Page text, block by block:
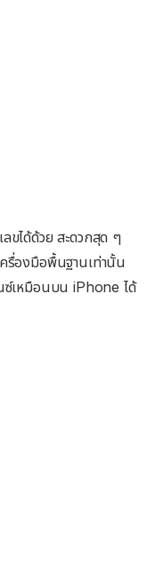
ขได้ด้วย สะดวกสุด ๆ
รื่องมือพื้นฐานเท่านั้น
ซ์เหมือนบน iPhone ได้